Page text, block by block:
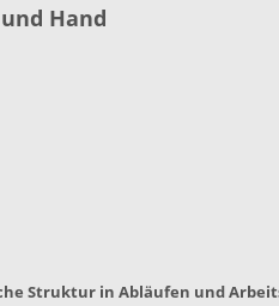
Hand
Struktur in Abläufen und